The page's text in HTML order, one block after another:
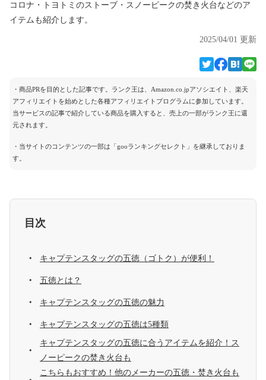
コロナ・トヨトミのストーブ・スノーピークの焚き火台などのア
イテムも紹介します。
2025/04/01 更新
・商品PRを目的とした記事です。ランク王は、Amazon.co.jpアソシエイト、楽天
アフィリエイトを始めとした各種アフィリエイトプログラムに参加しています。
当サービスの記事で紹介している商品を購入すると、売上の一部がランク王に還
元されます。
・当サイトのコンテンツの一部は「gooランキングセレクト」を継承しておりま
す。
目次
キャプテンスタッグの五徳（ゴトク）が便利！
五徳とは？
キャプテンスタッグの五徳の魅力
キャプテンスタッグの五徳は5種類
キャプテンスタッグの五徳に合うアイテムを紹介！ス
ノーピークの焚き火台も
こちらもおすすめ！他のメーカーの五徳・焚き火台も